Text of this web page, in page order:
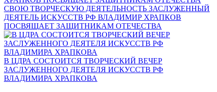
СВОЮ ТВОРЧЕСКУЮ ДЕЯТЕЛЬНОСТЬ ЗАСЛУЖЕННЫЙ
ДЕЯТЕЛЬ ИСКУССТВ РФ ВЛАДИМИР ХРАПКОВ
ПОСВЯЩАЕТ ЗАЩИТНИКАМ ОТЕЧЕСТВА
В ЦДРА СОСТОИТСЯ ТВОРЧЕСКИЙ ВЕЧЕР
ЗАСЛУЖЕННОГО ДЕЯТЕЛЯ ИСКУССТВ РФ
ВЛАДИМИРА ХРАПКОВА